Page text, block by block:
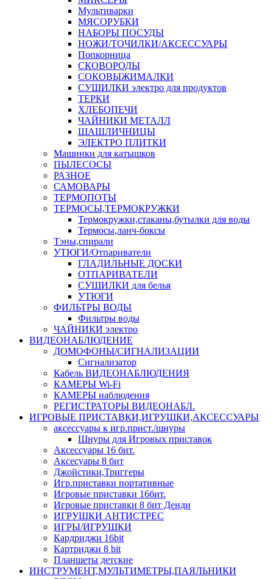
Мультиварки
МЯСОРУБКИ
НАБОРЫ ПОСУДЫ
НОЖИ/ТОЧИЛКИ/АКСЕССУАРЫ
Попкорница
СКОВОРОДЫ
СОКОВЫЖИМАЛКИ
СУШИЛКИ электро для продуктов
ТЕРКИ
ХЛЕБОПЕЧИ
ЧАЙНИКИ МЕТАЛЛ
ШАШЛИЧНИЦЫ
ЭЛЕКТРО ПЛИТКИ
Машинки для катышков
ПЫЛЕСОСЫ
РАЗНОЕ
САМОВАРЫ
ТЕРМОПОТЫ
ТЕРМОСЫ,ТЕРМОКРУЖКИ
Термокружки,стаканы,бутылки для воды
Термосы,ланч-боксы
Тэны,спирали
УТЮГИ/Отпариватели
ГЛАДИЛЬНЫЕ ДОСКИ
ОТПАРИВАТЕЛИ
СУШИЛКИ для белья
УТЮГИ
ФИЛЬТРЫ ВОДЫ
Фильтры воды
ЧАЙНИКИ электро
ВИДЕОНАБЛЮДЕНИЕ
ДОМОФОНЫ/СИГНАЛИЗАЦИИ
Сигнализатор
Кабель ВИДЕОНАБЛЮДЕНИЯ
КАМЕРЫ Wi-Fi
КАМЕРЫ наблюдения
РЕГИСТРАТОРЫ ВИДЕОНАБЛ.
ИГРОВЫЕ ПРИСТАВКИ,ИГРУШКИ,АКСЕССУАРЫ
аксесcуары к игр.прист./шнуры
Шнуры для Игровых приставок
Аксессуары 16 бит.
Аксесуары 8 бит
Джойстики,Триггеры
Игр.приставки портативные
Игровые приставки 16бит.
Игровые приставки 8 бит Денди
ИГРУШКИ АНТИСТРЕС
ИГРЫ/ИГРУШКИ
Кардриджи 16bit
Картриджи 8 bit
Планшеты детские
ИНСТРУМЕНТ,МУЛЬТИМЕТРЫ,ПАЯЛЬНИКИ